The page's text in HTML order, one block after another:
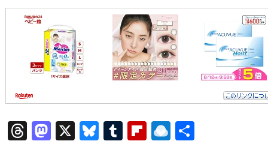
T
M X
Bl T
Fl R